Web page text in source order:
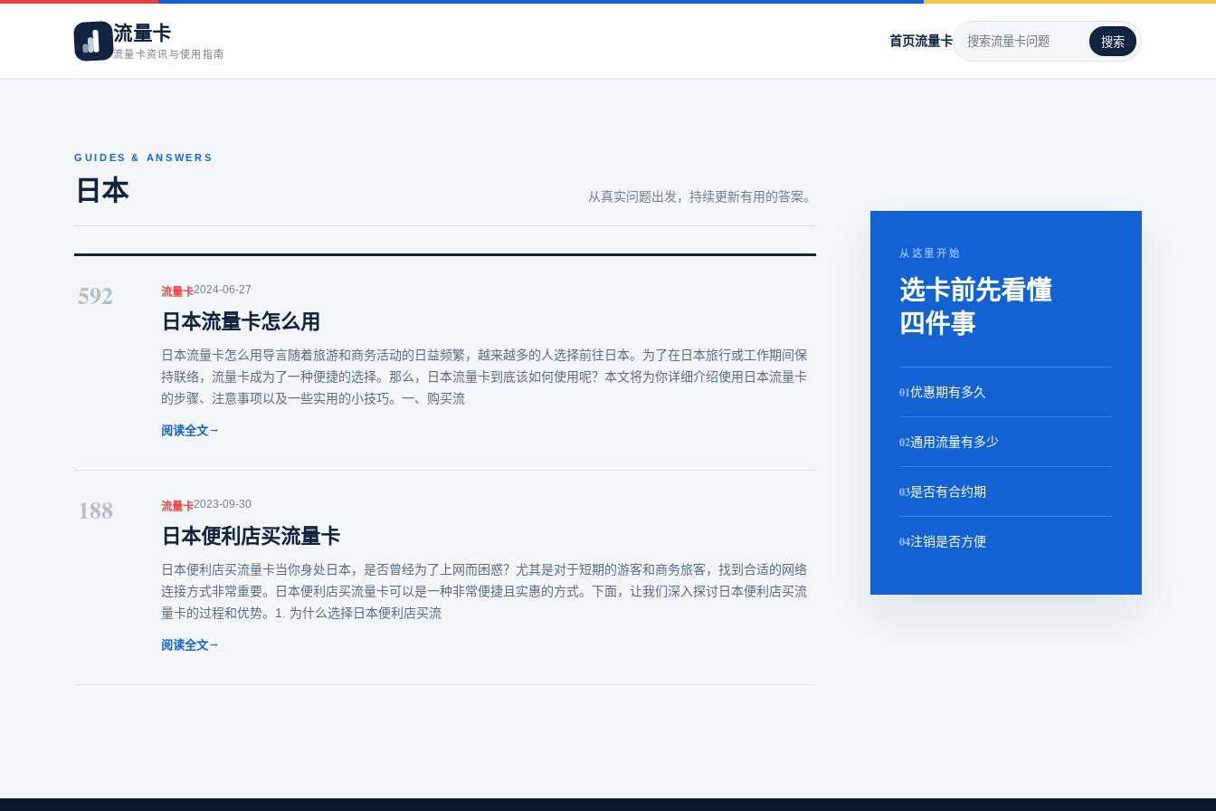
流量卡
流量卡资讯与使用指南
首页流量卡 搜索
GUIDES & ANSWERS
日本 从真实问题出发，持续更新有用的答案。
592 流量卡2024-06-27
日本流量卡怎么用
日本流量卡怎么用导言随着旅游和商务活动的日益频繁，越来越多的人选择前往日本。为了在日本旅行或工作期间保
持联络，流量卡成为了一种便捷的选择。那么，日本流量卡到底该如何使用呢？本文将为你详细介绍使用日本流量卡
的步骤、注意事项以及一些实用的小技巧。一、购买流
阅读全文→
188 流量卡2023-09-30
日本便利店买流量卡
日本便利店买流量卡当你身处日本，是否曾经为了上网而困惑？尤其是对于短期的游客和商务旅客，找到合适的网络
连接方式非常重要。日本便利店买流量卡可以是一种非常便捷且实惠的方式。下面，让我们深入探讨日本便利店买流
量卡的过程和优势。1. 为什么选择日本便利店买流
阅读全文→
从这里开始
选卡前先看懂
四件事
01优惠期有多久
02通用流量有多少
03是否有合约期
04注销是否方便